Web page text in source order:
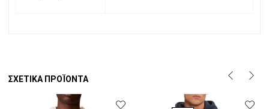
ΣΧΕΤΙΚΆ ΠΡΟΪΌΝΤΑ